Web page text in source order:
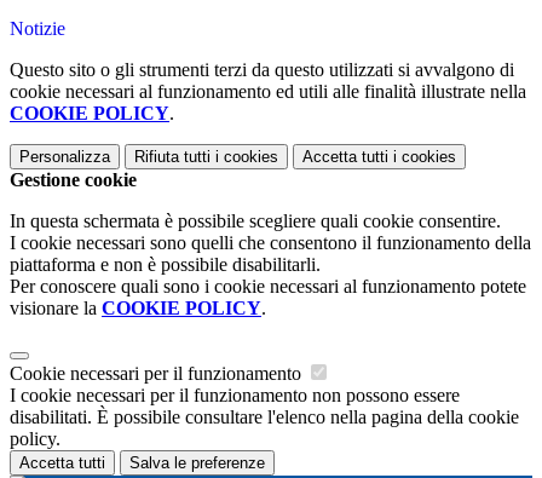
Notizie
Questo sito o gli strumenti terzi da questo utilizzati si avvalgono di
cookie necessari al funzionamento ed utili alle finalità illustrate nella
COOKIE POLICY.
Personalizza Rifiuta tutti i cookies Accetta tutti i cookies
Gestione cookie
In questa schermata è possibile scegliere quali cookie consentire.
I cookie necessari sono quelli che consentono il funzionamento della
piattaforma e non è possibile disabilitarli.
Per conoscere quali sono i cookie necessari al funzionamento potete
visionare la COOKIE POLICY.
Cookie necessari per il funzionamento
I cookie necessari per il funzionamento non possono essere
disabilitati. È possibile consultare l'elenco nella pagina della cookie
policy.
Accetta tutti Salva le preferenze